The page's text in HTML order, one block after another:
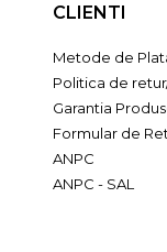
CLIENTI
Metode de
Politica de
Garantia
Formular de
ANPC
ANPC - SAL